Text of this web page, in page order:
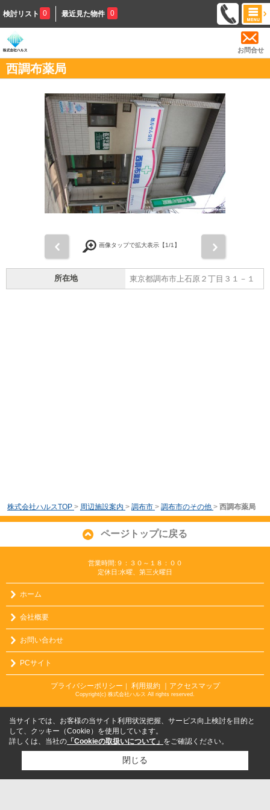
検討リスト 0 最近見た物件 0
お問合せ
西調布薬局
画像タップで拡大表示【1/1】
所在地 東京都調布市上石原２丁目３１－１
株式会社ハルスTOP > 周辺施設案内 > 調布市 > 調布市のその他 > 西調布薬局
ページトップに戻る
営業時間:９：３０～１８：００
定休日:水曜、第三火曜日
ホーム
会社概要
お問い合わせ
PCサイト
プライバシーポリシー ｜ 利用規約 ｜アクセスマップ
Copyright(c) 株式会社ハルス All rights reserved.
当サイトでは、お客様の当サイト利用状況把握、サービス向上検討を目的と
して、クッキー（Cookie）を使用しています。
詳しくは、当社の 「Cookieの取扱いについて」 をご確認ください。
閉じる